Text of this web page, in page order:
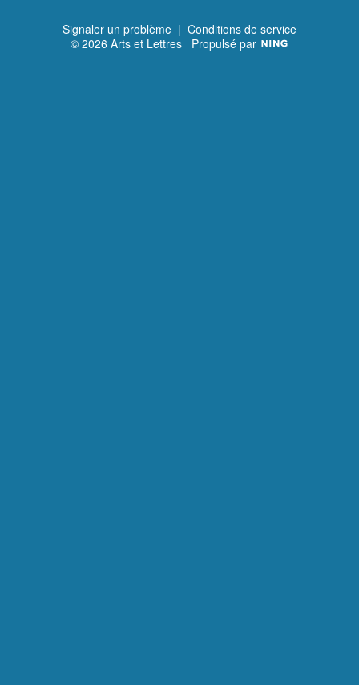
Signaler un problème | Conditions de service
© 2026 Arts et Lettres Propulsé par